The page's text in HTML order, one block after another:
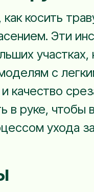
косить
Эти
с
качество
в руке, чтобы
ухода